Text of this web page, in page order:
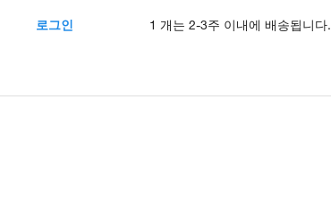
로그인 1 개는 2-3주 이내에 배송됩니다.